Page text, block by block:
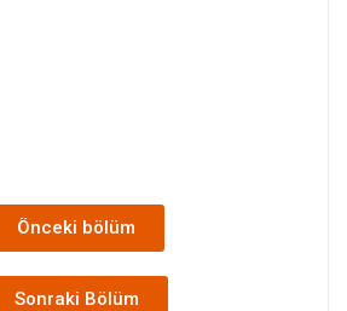
Önceki bölüm
Sonraki Bölüm